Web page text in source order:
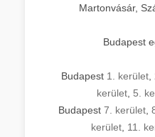
Martonvásár,
Budapest
Budapest 1. kerület,
kerület, 5.
Budapest 7. kerület,
kerület 11.